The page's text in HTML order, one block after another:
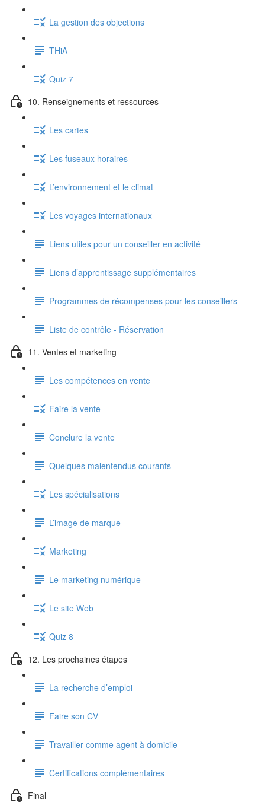
La gestion des objections
THiA
Quiz 7
10. Renseignements et ressources
Les cartes
Les fuseaux horaires
L’environnement et le climat
Les voyages internationaux
Liens utiles pour un conseiller en activité
Liens d’apprentissage supplémentaires
Programmes de récompenses pour les conseillers
Liste de contrôle - Réservation
11. Ventes et marketing
Les compétences en vente
Faire la vente
Conclure la vente
Quelques malentendus courants
Les spécialisations
L’image de marque
Marketing
Le marketing numérique
Le site Web
Quiz 8
12. Les prochaines étapes
La recherche d’emploi
Faire son CV
Travailler comme agent à domicile
Certifications complémentaires
Final